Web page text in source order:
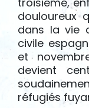
douloureux
dans la vie
civile
et
devient
réfugiés